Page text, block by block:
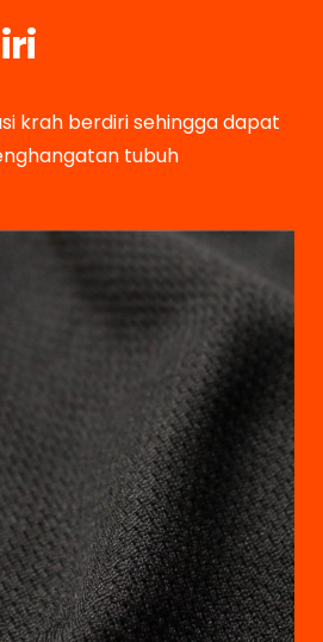
krah berdiri sehingga dapat
tubuh